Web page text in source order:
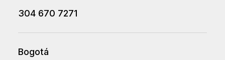
304 670 7271
Bogotá